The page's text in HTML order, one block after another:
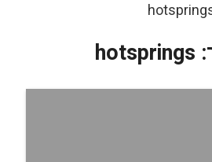
hotsprings